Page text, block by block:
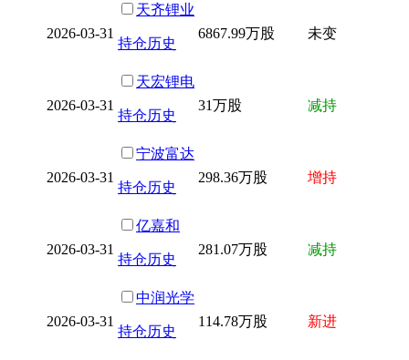
2026-03-31
天齐锂业
持仓历史
6867.99万股 未变
2026-03-31
天宏锂电
持仓历史
31万股 减持
2026-03-31
宁波富达
持仓历史
298.36万股 增持
2026-03-31
亿嘉和
持仓历史
281.07万股 减持
2026-03-31
中润光学
持仓历史
114.78万股 新进